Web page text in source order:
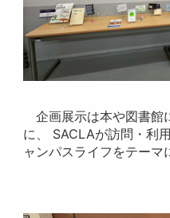
企画展示は本や図書館
に、 SACLAが訪問・利
ャンパスライフをテーマ